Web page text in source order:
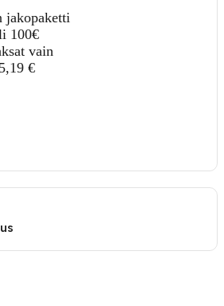
jakopaketti
100€
vain
€